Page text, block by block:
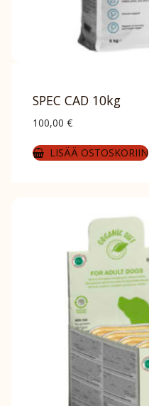
SPEC CAD 10kg
100,00 €
LISÄÄ OSTOSKORIIN